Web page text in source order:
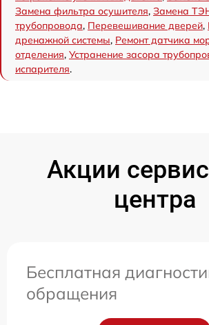
Замена фильтра осушителя, Замена
трубопровода, Перевешивание дверей,
дренажной системы, Ремонт датчика
отделения, Устранение засора
испарителя.
Акции
центра
Бесплатная
обращения